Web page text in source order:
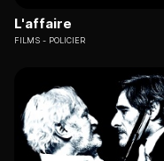
L'affaire
FILMS POLICIER